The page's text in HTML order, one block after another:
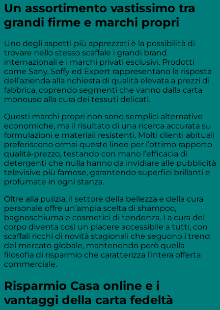
Un assortimento vastissimo tra
grandi firme e marchi propri
Uno degli aspetti più apprezzati è la possibilità di
trovare nello stesso scaffale i grandi brand
internazionali e i marchi privati esclusivi. Prodotti
come Sany, Soffy ed Expert rappresentano la risposta
dell’azienda alla richiesta di qualità elevata a prezzi di
fabbrica, coprendo segmenti che vanno dalla carta
monouso alla cura dei tessuti delicati.
Questi marchi propri non sono semplici alternative
economiche, ma il risultato di una ricerca accurata su
formulazioni e materiali resistenti. Molti clienti abituali
preferiscono ormai queste linee per l’ottimo rapporto
qualità-prezzo, testando con mano l’efficacia di
detergenti che nulla hanno da invidiare alle pubblicità
televisive più famose, garantendo superfici brillanti e
profumate in ogni stanza.
Oltre alla pulizia, il settore della bellezza e della cura
personale offre un’ampia scelta di shampoo,
bagnoschiuma e cosmetici di tendenza. La cura del
corpo diventa così un piacere accessibile a tutti, con
scaffali ricchi di novità stagionali che seguono i trend
del mercato globale, mantenendo però quella
filosofia di risparmio che caratterizza l’intera offerta
commerciale.
Risparmio Casa online e i
vantaggi della carta fedeltà